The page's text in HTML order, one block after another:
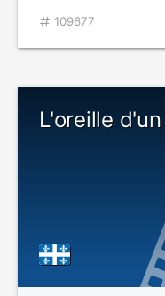
109677
L'oreille